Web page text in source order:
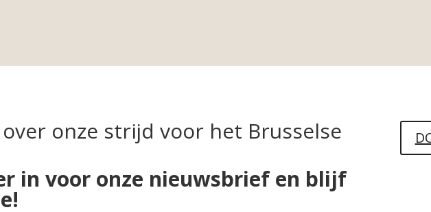
onze strijd voor het Brusselse
in voor onze nieuwsbrief en blijf